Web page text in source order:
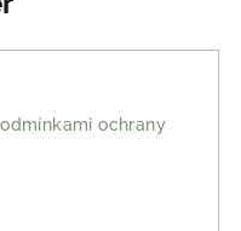
ochrany